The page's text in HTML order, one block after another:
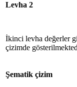
Levha 2
İkinci levha değerler
çizimde
Şematik çizim